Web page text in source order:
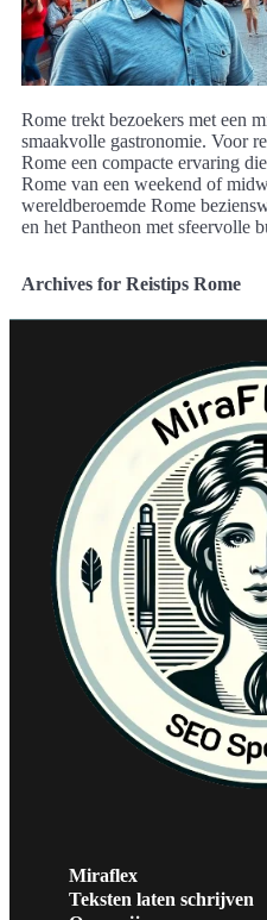
Rome trekt bezoekers met een
smaakvolle gastronomie. Voor
Rome een compacte ervaring
Rome van een weekend of
wereldberoemde Rome
en het Pantheon met sfeervolle
Archives for Reistips Rome
Miraflex
Teksten laten schrijven